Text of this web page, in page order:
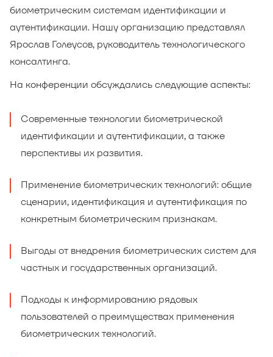
биометрическим системам идентификации и
аутентификации. Нашу организацию представлял
Ярослав Голеусов, руководитель технологического
консалтинга.
На конференции обсуждались следующие аспекты:
Современные технологии биометрической
идентификации и аутентификации, а также
перспективы их развития.
Применение биометрических технологий: общие
сценарии, идентификация и аутентификация по
конкретным биометрическим признакам.
Выгоды от внедрения биометрических систем для
частных и государственных организаций.
Подходы к информированию рядовых
пользователей о преимуществах применения
биометрических технологий.